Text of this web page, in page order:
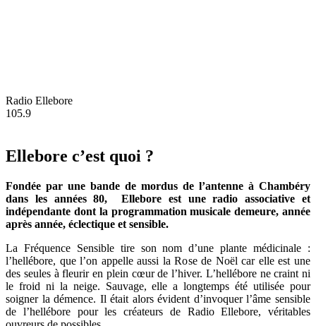
Radio Ellebore
105.9
Ellebore c’est quoi ?
Fondée par une bande de mordus de l’antenne à Chambéry
dans les années 80, Ellebore est une radio associative et
indépendante dont la programmation musicale demeure, année
après année, éclectique et sensible.
La Fréquence Sensible tire son nom d’une plante médicinale :
l’hellébore, que l’on appelle aussi la Rose de Noël car elle est une
des seules à fleurir en plein cœur de l’hiver. L’hellébore ne craint ni
le froid ni la neige. Sauvage, elle a longtemps été utilisée pour
soigner la démence. Il était alors évident d’invoquer l’âme sensible
de l’hellébore pour les créateurs de Radio Ellebore, véritables